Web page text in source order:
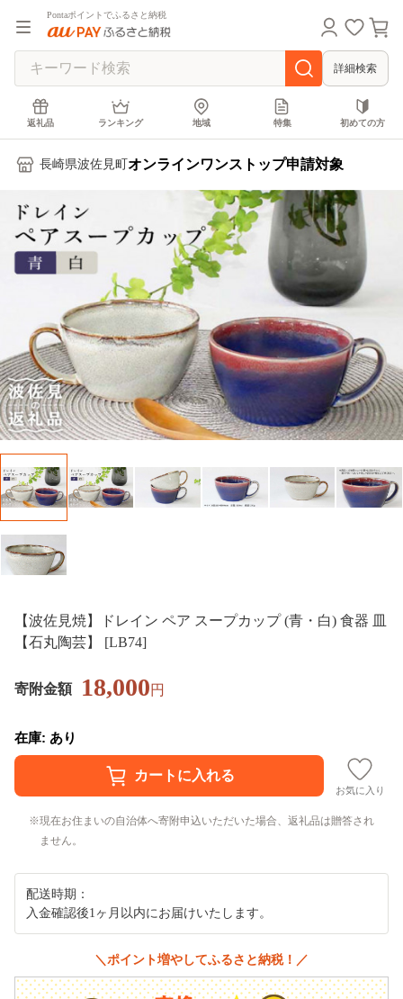
Pontaポイントでふるさと納税
詳細検索
返礼品 ランキング 地域 特集 初めての方
長崎県波佐見町 オンラインワンストップ申請対象
【波佐見焼】ドレイン ペア スープカップ (青・白) 食器 皿
【石丸陶芸】 [LB74]
寄附金額 18,000円
在庫: あり
お気に入り
現在お住まいの自治体へ寄附申込いただいた場合、返礼品は贈答され
ません。
配送時期：
入金確認後1ヶ月以内にお届けいたします。
＼ポイント増やしてふるさと納税！／